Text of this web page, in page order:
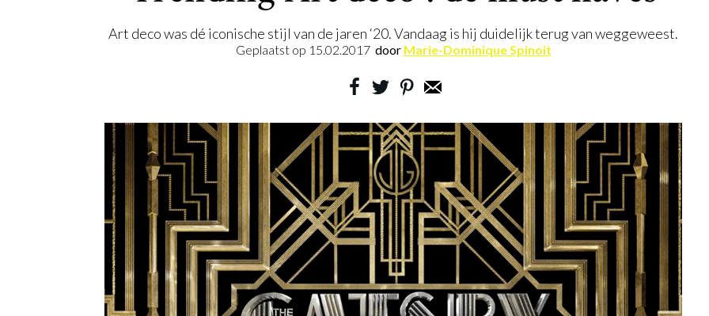
Art deco was dé iconische stijl van de jaren ‘20. Vandaag is hij duidelijk terug van weggeweest.
Geplaatst op 15.02.2017 door Marie-Dominique Spinoit